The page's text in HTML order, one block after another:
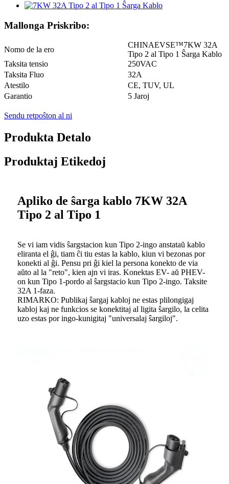
Mallonga Priskribo:
Nomo de la ero
CHINAEVSE™️7KW 32A
Tipo 2 al Tipo 1 Ŝarga Kablo
Taksita tensio
250VAC
Taksita Fluo
32A
Atestilo
CE, TUV, UL
Garantio
5 Jaroj
Sendu retpoŝton al ni
Produkta Detalo
Produktaj Etikedoj
Apliko de ŝarga kablo 7KW 32A
Tipo 2 al Tipo 1
Se vi iam vidis ŝargstacion kun Tipo 2-ingo anstataŭ kablo
eliranta el ĝi, tiam ĉi tiu estas la kablo, kiun vi bezonas por
konekti al ĝi. Pensu pri ĝi kiel la persona konekto de via
aŭto al la "reto", kien ajn vi iras. Konektas EV- aŭ PHEV-
on kun Tipo 1-pordo al ŝargstacio kun Tipo 2-ingo. Taksite
32A 1-faza.
RIMARKO: Publikaj ŝargaj kabloj ne estas plilongigaj
kabloj kaj ne funkcios se konektitaj al ligita ŝargilo, la celita
uzo estas por ingo-kunigitaj "universalaj ŝargiloj".